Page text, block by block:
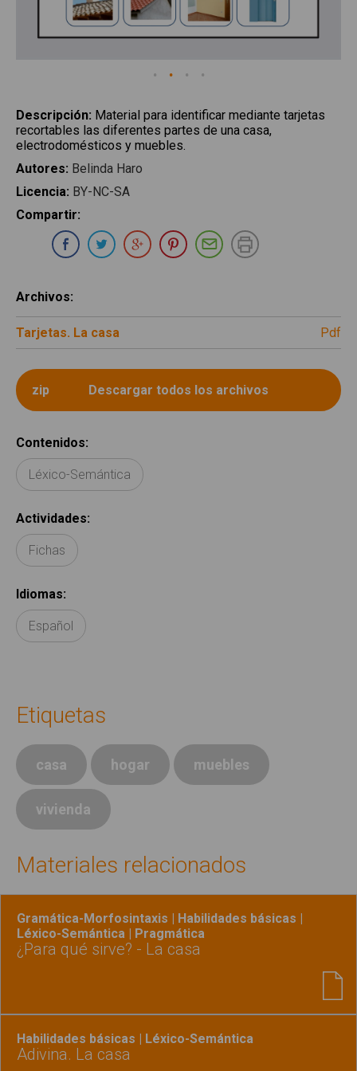
Descripción: Material para identificar mediante tarjetas
recortables las diferentes partes de una casa,
electrodomésticos y muebles.
Autores: Belinda Haro
Licencia: BY-NC-SA
Compartir:
Compartir en Whatsapp
Compartir en Facebook
Compartir en Twitter
Compartir en Google Plus
Compartir en Pinterest
Compartir por E-
Archivos:
Tarjetas. La casa pdf
Contenidos:
Léxico-Semántica
Actividades:
Fichas
Idiomas:
Español
Etiquetas
casa hogar muebles
vivienda
Materiales relacionados
Gramática-Morfosintaxis | Habilidades básicas |
Léxico-Semántica | Pragmática
¿Para qué sirve? - La casa
Habilidades básicas | Léxico-Semántica
Adivina. La casa